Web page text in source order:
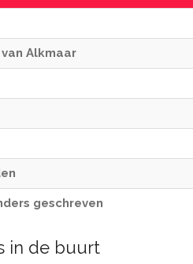
Alkmaar
geschreven
in de buurt